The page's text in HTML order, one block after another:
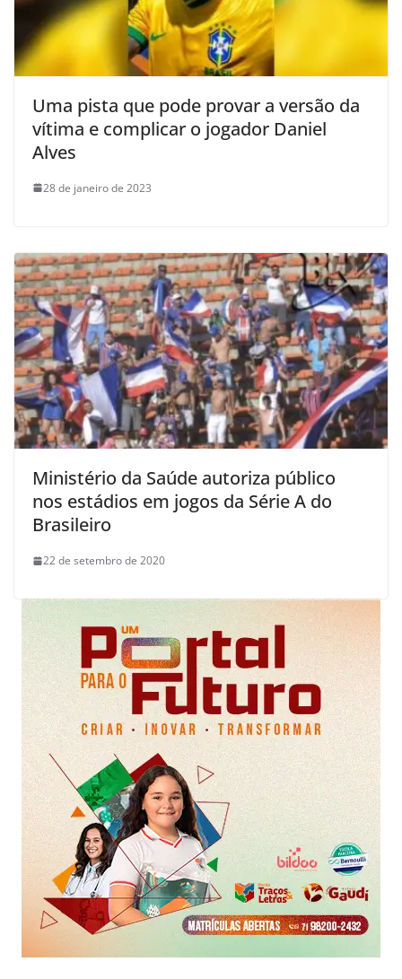
Uma pista que pode provar a versão da
vítima e complicar o jogador Daniel
Alves
28 de janeiro de 2023
Ministério da Saúde autoriza público
nos estádios em jogos da Série A do
Brasileiro
22 de setembro de 2020